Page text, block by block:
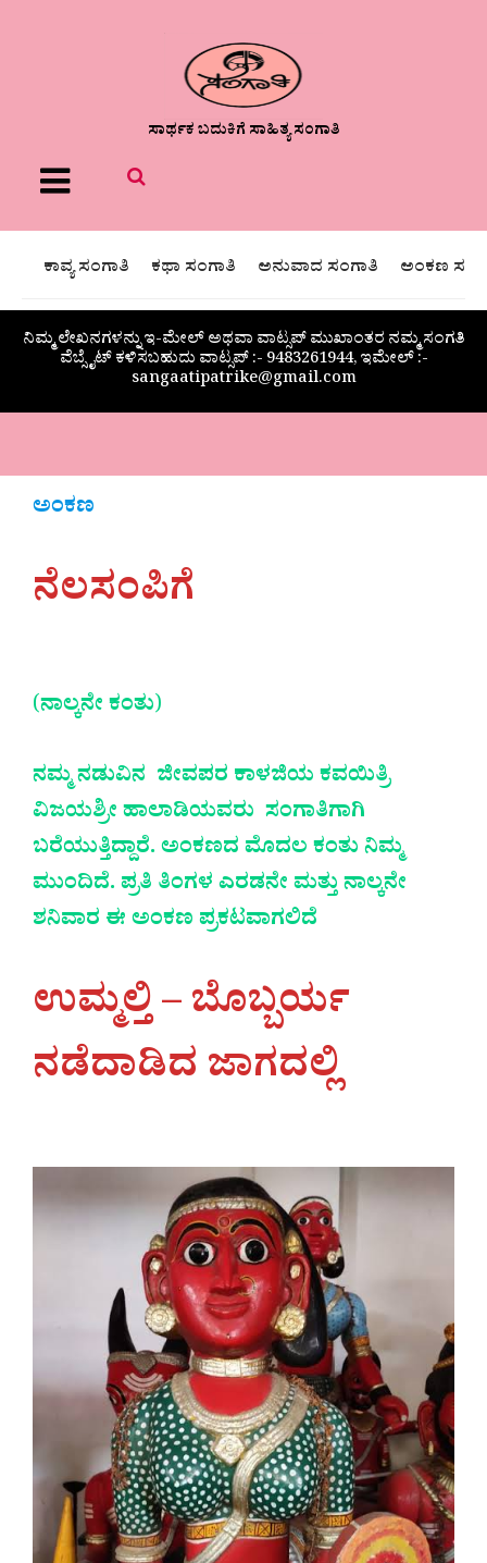
ಸಾರ್ಥಕ ಬದುಕಿಗೆ ಸಾಹಿತ್ಯ ಸಂಗಾತಿ
Menu
ಕಾವ್ಯ ಸಂಗಾತಿ ಕಥಾ ಸಂಗಾತಿ ಅನುವಾದ ಸಂಗಾತಿ ಅಂಕಣ
ನಿಮ್ಮ ಲೇಖನಗಳನ್ನು ಇ-ಮೇಲ್ ಅಥವಾ ವಾಟ್ಸಪ್ ಮುಖಾಂತರ ನಮ್ಮ ಸಂಗತಿ
ವೆಬ್ಸೈಟ್ ಕಳಿಸಬಹುದು ವಾಟ್ಸಪ್‌ :- 9483261944, ಇಮೇಲ್ :-
sangaatipatrike@gmail.com
ಅಂಕಣ
ನೆಲಸಂಪಿಗೆ
(ನಾಲ್ಕನೇ ಕಂತು)
ನಮ್ಮ ನಡುವಿನ ಜೀವಪರ ಕಾಳಜಿಯ ಕವಯಿತ್ರಿ
ವಿಜಯಶ್ರೀ ಹಾಲಾಡಿಯವರು ಸಂಗಾತಿಗಾಗಿ
ಬರೆಯುತ್ತಿದ್ದಾರೆ. ಅಂಕಣದ ಮೊದಲ ಕಂತು ನಿಮ್ಮ
ಮುಂದಿದೆ. ಪ್ರತಿ ತಿಂಗಳ ಎರಡನೇ ಮತ್ತು ನಾಲ್ಕನೇ
ಶನಿವಾರ ಈ ಅಂಕಣ ಪ್ರಕಟವಾಗಲಿದೆ
ಉಮ್ಮಲ್ತಿ – ಬೊಬ್ಬರ್ಯ
ನಡೆದಾಡಿದ ಜಾಗದಲ್ಲಿ